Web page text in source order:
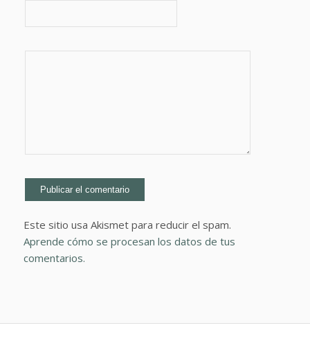
Este sitio usa Akismet para reducir el spam.
Aprende cómo se procesan los datos de tus
comentarios.